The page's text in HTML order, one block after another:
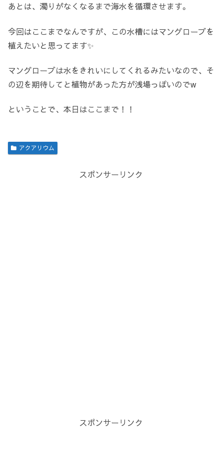
あとは、濁りがなくなるまで海水を循環させます。
今回はここまでなんですが、この水槽にはマングローブを
植えたいと思ってます✨
マングローブは水をきれいにしてくれるみたいなので、そ
の辺を期待してと植物があった方が浅場っぽいのでw
ということで、本日はここまで！！
アクアリウム
スポンサーリンク
スポンサーリンク